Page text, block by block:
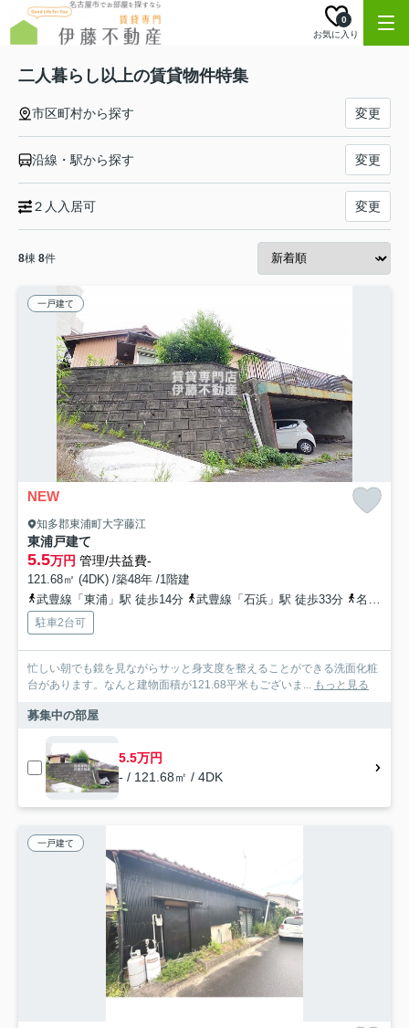
お気に入り
0
二人暮らし以上の賃貸物件特集
市区町村から探す 変更
沿線・駅から探す 変更
２人入居可 変更
8棟 8件
一戸建て
NEW
知多郡東浦町大字藤江
東浦戸建て
5.5万円 管理/共益費-
121.68㎡ (4DK) /築48年 /1階建
武豊線「東浦」駅 徒歩14分
武豊線「石浜」駅 徒歩33分 名鉄三河線「吉浜」駅 徒歩95分
駐車2台可
忙しい朝でも鏡を見ながらサッと身支度を整えることができる洗面化粧
台があります。なんと建物面積が121.68平米もございま... もっと見る
募集中の部屋
5.5万円
- / 121.68㎡ / 4DK
一戸建て